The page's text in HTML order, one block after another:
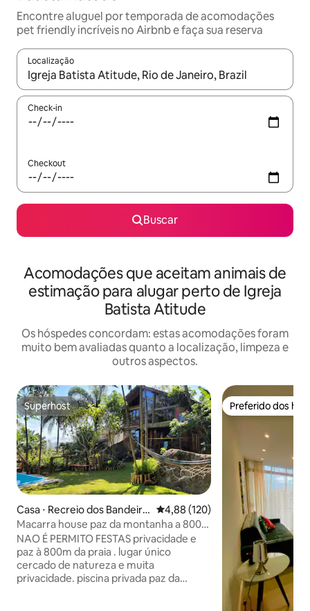
Encontre aluguel por temporada de acomodações
pet friendly incríveis no Airbnb e faça sua reserva
Localização
Quando os resultados estiverem disponíveis, explore-os
Check-in
Checkout
Buscar
Acomodações que aceitam animais de
estimação para alugar perto de Igreja
Batista Atitude
Os hóspedes concordam: estas acomodações foram
muito bem avaliadas quanto a localização, limpeza e
outros aspectos.
Superhost
Superhost
Casa ⋅ Recreio dos Bandeira
ntes
4,88 de uma avaliação média de
4,88 (120)
Macarra house paz da montanha a 800m
da praia
NAO É PERMITO FESTAS privacidade e
paz à 800m da praia . lugar único
cercado de natureza e muita
privacidade. piscina privada paz da
Preferido dos
Preferido dos